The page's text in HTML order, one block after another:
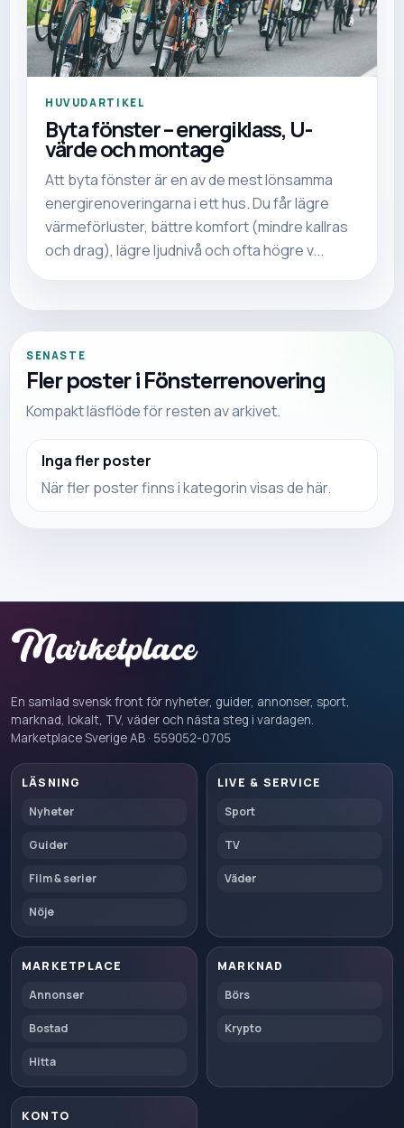
HUVUDARTIKEL
Byta fönster – energiklass, U-
värde och montage
Att byta fönster är en av de mest lönsamma
energirenoveringarna i ett hus. Du får lägre
värmeförluster, bättre komfort (mindre kallras
och drag), lägre ljudnivå och ofta högre v...
SENASTE
Fler poster iFönsterrenovering
Kompakt läsflöde för resten av arkivet.
Inga fler poster
När fler poster finns i kategorin visas de här.
En samlad svensk front för nyheter, guider, annonser, sport,
marknad, lokalt, TV, väder och nästa steg i vardagen.
Marketplace Sverige AB · 559052-0705
LÄSNING
Nyheter
Guider
Film & serier
Nöje
LIVE & SERVICE
Sport
TV
Väder
MARKETPLACE
Annonser
Bostad
Hitta
MARKNAD
Börs
Krypto
KONTO